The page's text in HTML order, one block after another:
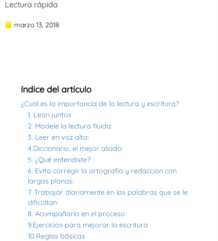
Lectura rápida
marzo 13, 2018
índice del artículo
¿Cuál es la importancia de la lectura y escritura?
1. Lean juntos
2. Modele la lectura fluida:
3. Leer en voz alta:
4.Diccionario, el mejor aliado:
5. ¿Qué entendiste?
6. Evita corregir la ortografía y redacción con
largas planas:
7. Trabajar diariamente en las palabras que se le
dificultan:
8. Acompañarlo en el proceso
9.Ejercicios para mejorar la escritura
10.Reglas básicas